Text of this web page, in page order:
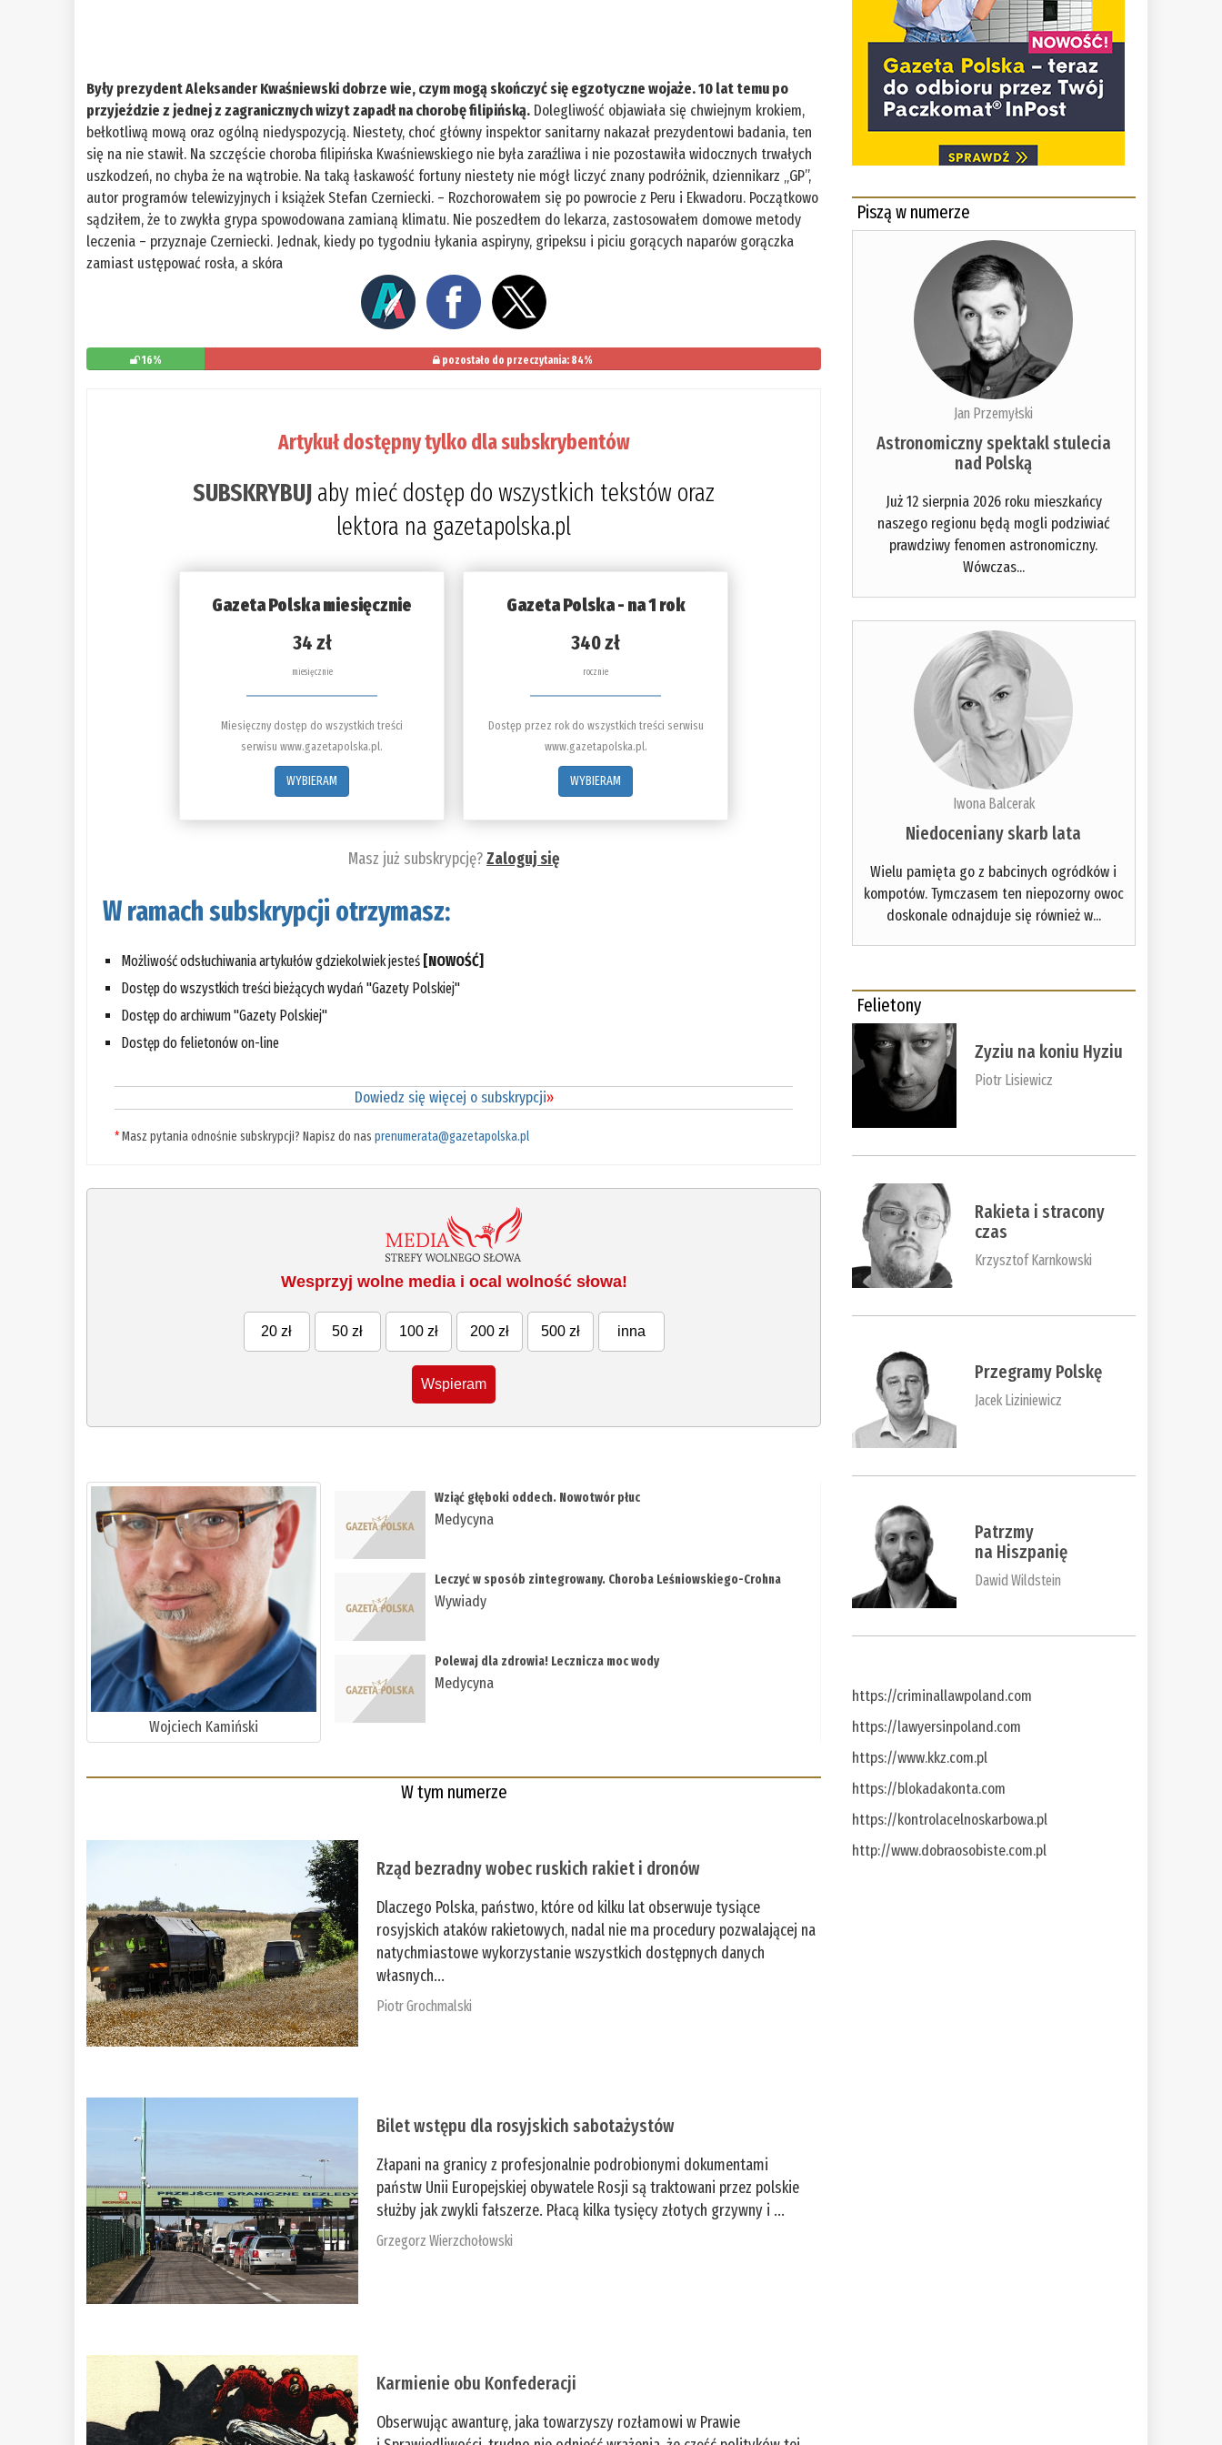
Były prezydent Aleksander Kwaśniewski dobrze wie, czym mogą skończyć się egzotyczne wojaże. 10 lat temu po
przyjeździe z jednej z zagranicznych wizyt zapadł na chorobę filipińską. Dolegliwość objawiała się chwiejnym krokiem,
bełkotliwą mową oraz ogólną niedyspozycją. Niestety, choć główny inspektor sanitarny nakazał prezydentowi badania, ten
się na nie stawił. Na szczęście choroba filipińska Kwaśniewskiego nie była zaraźliwa i nie pozostawiła widocznych trwałych
uszkodzeń, no chyba że na wątrobie. Na taką łaskawość fortuny niestety nie mógł liczyć znany podróżnik, dziennikarz „GP”,
autor programów telewizyjnych i książek Stefan Czerniecki. – Rozchorowałem się po powrocie z Peru i Ekwadoru. Początkowo
sądziłem, że to zwykła grypa spowodowana zamianą klimatu. Nie poszedłem do lekarza, zastosowałem domowe metody
leczenia – przyznaje Czerniecki. Jednak, kiedy po tygodniu łykania aspiryny, gripeksu i piciu gorących naparów gorączka
zamiast ustępować rosła, a skóra
16% pozostało do przeczytania: 84%
Artykuł dostępny tylko dla subskrybentów
SUBSKRYBUJ aby mieć dostęp do wszystkich tekstów oraz
lektora na gazetapolska.pl
Gazeta Polska miesięcznie
34 zł
miesięcznie
Miesięczny dostęp do wszystkich treści
serwisu www.gazetapolska.pl.
WYBIERAM
Gazeta Polska - na 1 rok
340 zł
rocznie
Dostęp przez rok do wszystkich treści serwisu
www.gazetapolska.pl.
WYBIERAM
Masz już subskrypcję?Zaloguj się
W ramach subskrypcji otrzymasz:
Możliwość odsłuchiwania artykułów gdziekolwiek jesteś [NOWOŚĆ]
Dostęp do wszystkich treści bieżących wydań "Gazety Polskiej"
Dostęp do archiwum "Gazety Polskiej"
Dostęp do felietonów on-line
Dowiedz się więcej o subskrypcji»
*Masz pytania odnośnie subskrypcji? Napisz do nasprenumerata@gazetapolska.pl
Wesprzyj wolne media i ocal wolność słowa!
20 zł 50 zł 100 zł 200 zł 500 zł inna
Wspieram
Wojciech Kamiński
Wziąć głęboki oddech. Nowotwór płuc
Medycyna
Leczyć w sposób zintegrowany. Choroba Leśniowskiego-Crohna
Wywiady
Polewaj dla zdrowia! Lecznicza moc wody
Medycyna
W tym numerze
Rząd bezradny wobec ruskich rakiet i dronów
Dlaczego Polska, państwo, które od kilku lat obserwuje tysiące
rosyjskich ataków rakietowych, nadal nie ma procedury pozwalającej na
natychmiastowe wykorzystanie wszystkich dostępnych danych
własnych...
Piotr Grochmalski
Bilet wstępu dla rosyjskich sabotażystów
Złapani na granicy z profesjonalnie podrobionymi dokumentami
państw Unii Europejskiej obywatele Rosji są traktowani przez polskie
służby jak zwykli fałszerze. Płacą kilka tysięcy złotych grzywny i ...
Grzegorz Wierzchołowski
Karmienie obu Konfederacji
Obserwując awanturę, jaka towarzyszy rozłamowi w Prawie
Piszą w numerze
Jan Przemyłski
Astronomiczny spektakl stulecia
nad Polską
Już 12 sierpnia 2026 roku mieszkańcy
naszego regionu będą mogli podziwiać
prawdziwy fenomen astronomiczny.
Wówczas...
Iwona Balcerak
Niedoceniany skarb lata
Wielu pamięta go z babcinych ogródków i
kompotów. Tymczasem ten niepozorny owoc
doskonale odnajduje się również w...
Felietony
Zyziu na koniu Hyziu
Piotr Lisiewicz
Rakieta i stracony
czas
Krzysztof Karnkowski
Przegramy Polskę
Jacek Liziniewicz
Patrzmy
na Hiszpanię
Dawid Wildstein
https://criminallawpoland.com
https://lawyersinpoland.com
https://www.kkz.com.pl
https://blokadakonta.com
https://kontrolacelnoskarbowa.pl
http://www.dobraosobiste.com.pl